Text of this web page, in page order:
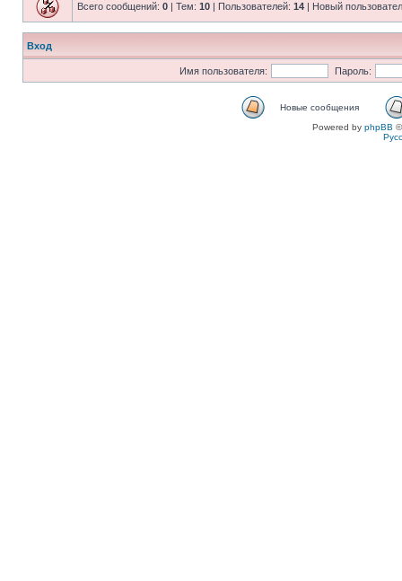
Всего сообщений: 0 | Тем: 10 | Пользователей: 14 | Новый
Вход
Имя пользователя: Пароль:
Новые сообщения
Powered by phpBB